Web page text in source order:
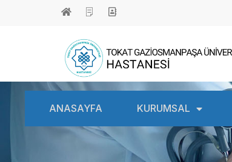
ANASAYFA KURUMSAL